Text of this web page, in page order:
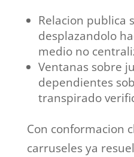
Relacion publica
desplazandolo
medio no
Ventanas sobre
dependientes
transpirado
Con conformacion
carruseles ya